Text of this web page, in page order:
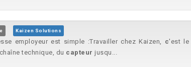
Kaizen Solutions
employeur est simple :Travailler chez Kaizen, c'est le
technique, du capteur jusqu...